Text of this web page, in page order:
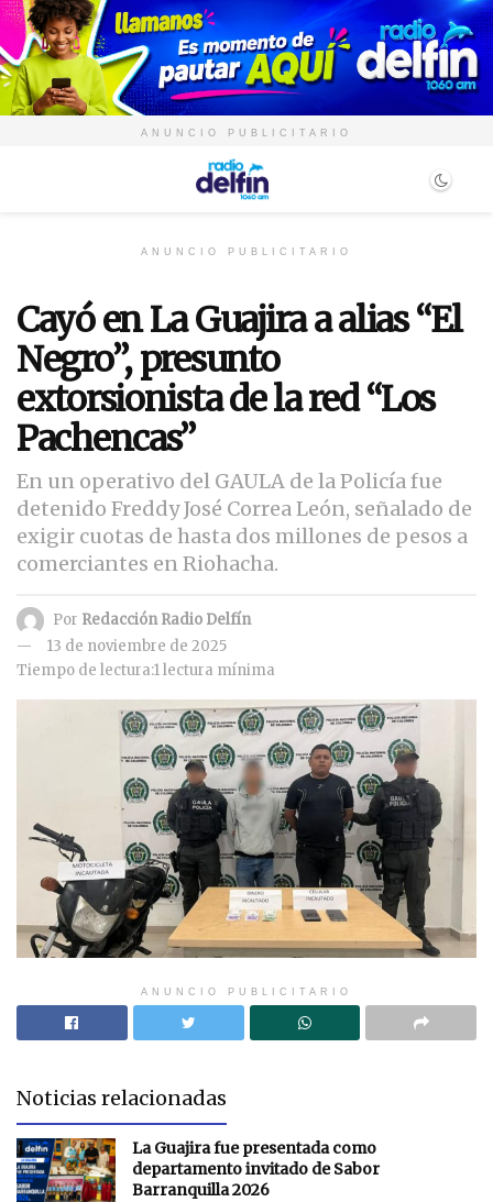
ANUNCIO PUBLICITARIO
ANUNCIO PUBLICITARIO
Cayó en La Guajira a alias “El
Negro”, presunto
extorsionista de la red “Los
Pachencas”
En un operativo del GAULA de la Policía fue
detenido Freddy José Correa León, señalado de
exigir cuotas de hasta dos millones de pesos a
comerciantes en Riohacha.
Por Redacción Radio Delfín
13 de noviembre de 2025
Tiempo de lectura:1 lectura mínima
ANUNCIO PUBLICITARIO
Noticias relacionadas
La Guajira fue presentada como
departamento invitado de Sabor
Barranquilla 2026